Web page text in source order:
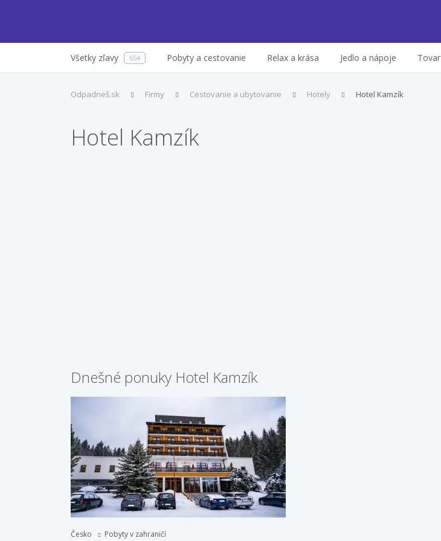
Všetky zľavy 654 Pobyty a cestovanie Relax a krása Jedlo a nápoje Tovar
Odpadneš.sk Firmy Cestovanie a ubytovanie Hotely Hotel Kamzík
Hotel Kamzík
Dnešné ponuky Hotel Kamzík
Česko Pobyty v zahraničí